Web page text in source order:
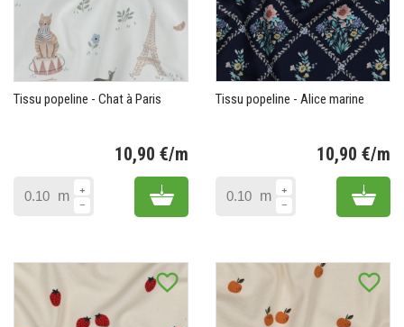
Tissu popeline - Chat à Paris
10,90 €/m
m Add to cart
Tissu popeline - Alice marine
10,90 €/m
m Add
favorite_border favorite_border